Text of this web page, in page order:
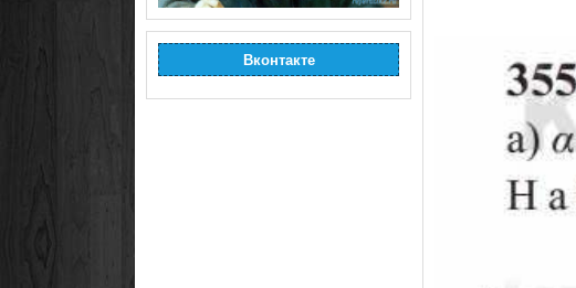
Вконтакте